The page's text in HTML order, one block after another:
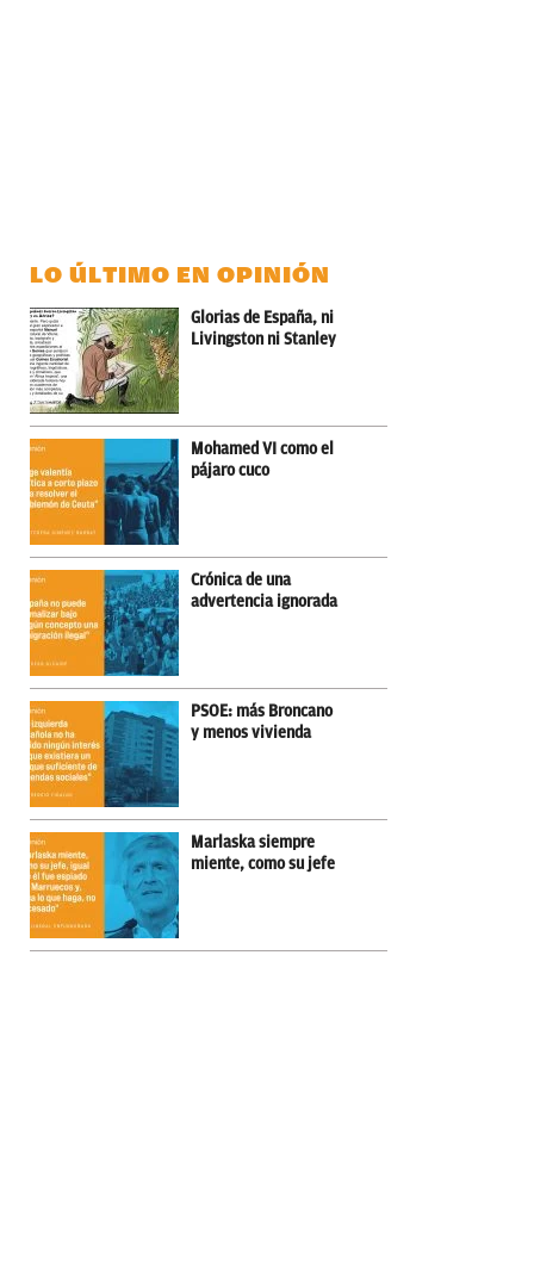
LO ÚLTIMO EN OPINIÓN
Glorias de España, ni
Livingston ni Stanley
Mohamed VI como el
pájaro cuco
Crónica de una
advertencia ignorada
PSOE: más Broncano
y menos vivienda
Marlaska siempre
miente, como su jefe